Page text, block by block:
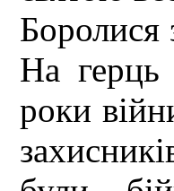
Боролися
На герць
роки